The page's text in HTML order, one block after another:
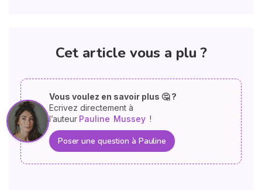
Cet article vous a plu ?
Vous voulez en savoir plus 🤔 ?
Ecrivez directement à
l’auteur Pauline Mussey !
Poser une question à Pauline